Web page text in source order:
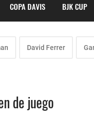
COPA DAVIS BJK CUP
David Ferrer
de juego